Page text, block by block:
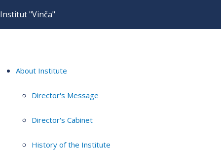
Institut "Vinča"
About Institute
Director's Message
Director's Cabinet
History of the Institute